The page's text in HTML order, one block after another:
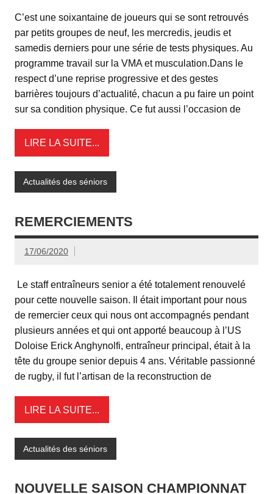
C’est une soixantaine de joueurs qui se sont retrouvés
par petits groupes de neuf, les mercredis, jeudis et
samedis derniers pour une série de tests physiques. Au
programme travail sur la VMA et musculation.Dans le
respect d’une reprise progressive et des gestes
barrières toujours d’actualité, chacun a pu faire un point
sur sa condition physique. Ce fut aussi l’occasion de
LIRE LA SUITE...
Actualités des séniors
REMERCIEMENTS
17/06/2020
Le staff entraîneurs senior a été totalement renouvelé
pour cette nouvelle saison. Il était important pour nous
de remercier ceux qui nous ont accompagnés pendant
plusieurs années et qui ont apporté beaucoup à l’US
Doloise Erick Anghynolfi, entraîneur principal, était à la
tête du groupe senior depuis 4 ans. Véritable passionné
de rugby, il fut l’artisan de la reconstruction de
LIRE LA SUITE...
Actualités des séniors
NOUVELLE SAISON CHAMPIONNAT